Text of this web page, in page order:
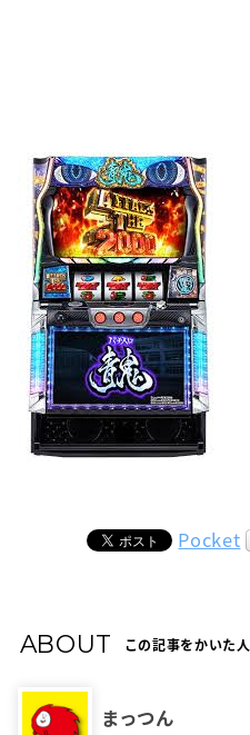
Pocket
ABOUT この記事をかいた人
まっつん